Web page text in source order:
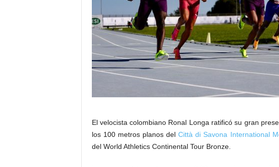
El velocista colombiano Ronal Longa ratificó su gran
los 100 metros planos delCittà di Savona International
del World Athletics Continental Tour Bronze.